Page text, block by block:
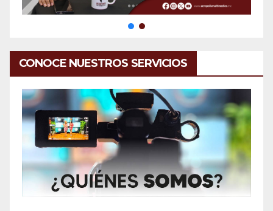
CONOCE NUESTROS SERVICIOS